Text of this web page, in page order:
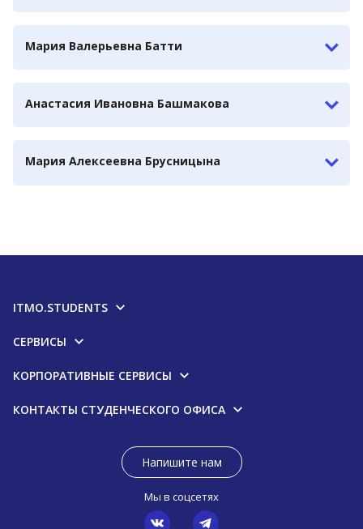
Мария Валерьевна Батти
Анастасия Ивановна Башмакова
Мария Алексеевна Брусницына
ITMO.STUDENTS
СЕРВИСЫ
КОРПОРАТИВНЫЕ СЕРВИСЫ
КОНТАКТЫ СТУДЕНЧЕСКОГО ОФИСА
Напишите нам
Мы в соцсетях